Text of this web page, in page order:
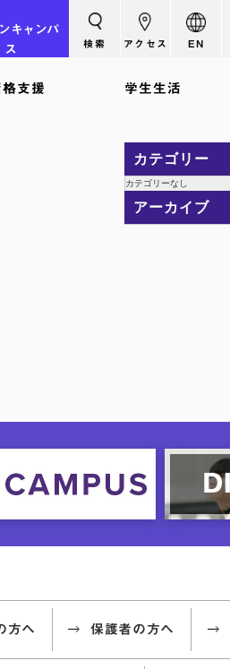
キャンパ
ス
検索 アクセス EN
支援 学生生活
カテゴリー
カテゴリーなし
アーカイブ
方へ 保護者の方へ